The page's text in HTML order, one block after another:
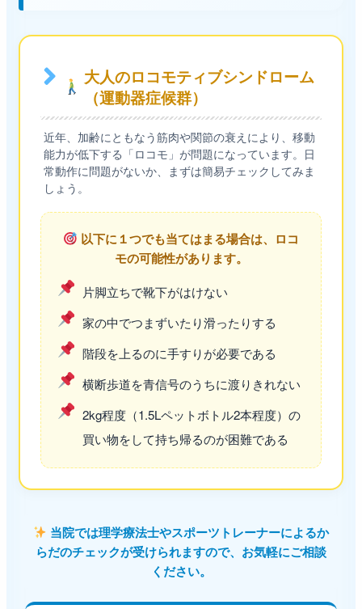
大人のロコモティブシンドローム
（運動器症候群）
近年、加齢にともなう筋肉や関節の衰えにより、移動
能力が低下する「ロコモ」が問題になっています。日
常動作に問題がないか、まずは簡易チェックしてみま
しょう。
以下に１つでも当てはまる場合は、ロコ
モの可能性があります。
片脚立ちで靴下がはけない
家の中でつまずいたり滑ったりする
階段を上るのに手すりが必要である
横断歩道を青信号のうちに渡りきれない
2kg程度（1.5Lペットボトル2本程度）の
買い物をして持ち帰るのが困難である
当院では理学療法士やスポーツトレーナーによるか
らだのチェックが受けられますので、お気軽にご相談
ください。